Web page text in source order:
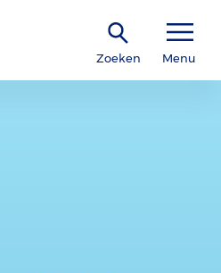
Zoeken Menu